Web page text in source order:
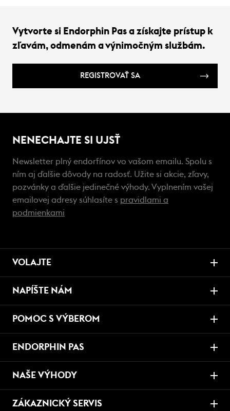
Vytvorte si Endorphin Pas a získajte prístup k
zľavám, odmenám a výnimočným službám.
REGISTROVAŤ SA
NENECHAJTE SI UJSŤ
Newsletter plný endorfínov vo vašom emailu. Spolu s
ním aj ďalšie dôvody na radosť. Užite si akcie, zľavy,
pozvánky a ďalšie jedinečné výhody. Vyplnením vašej
emailovej adresy súhlasíte s pravidlami a
podmienkami
VOLAJTE
NAPÍŠTE NÁM
POMOC S VÝBEROM
ENDORPHIN PAS
NAŠE VÝHODY
ZÁKAZNICKÝ SERVIS